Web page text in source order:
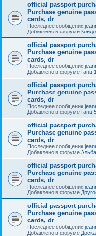
official passport
Purchase genuine
cards, dr
Последнее сообщение
Добавлено в форуме
official passport
Purchase genuine
cards, dr
Последнее сообщение
Добавлено в форуме Ганц
official passport
Purchase genuine
cards, dr
Последнее сообщение
Добавлено в форуме Ганц
official passport
Purchase genuine
cards, dr
Последнее сообщение
Добавлено в форуме
official passport
Purchase genuine
cards, dr
Последнее сообщение
Добавлено в форуме
official passport
Purchase genuine
cards, dr
Последнее сообщение
Добавлено в форуме